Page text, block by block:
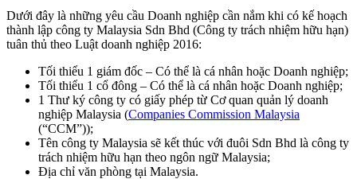
Dưới đây là những yêu cầu Doanh nghiệp cần nắm khi có kế hoạch
thành lập công ty Malaysia Sdn Bhd (Công ty trách nhiệm hữu hạn)
tuân thủ theo Luật doanh nghiệp 2016:
Tối thiểu 1 giám đốc – Có thể là cá nhân hoặc Doanh nghiệp;
Tối thiểu 1 cổ đông – Có thể là cá nhân hoặc Doanh nghiệp;
1 Thư ký công ty có giấy phép từ Cơ quan quản lý doanh
nghiệp Malaysia (Companies Commission Malaysia
(“CCM”));
Tên công ty Malaysia sẽ kết thúc với đuôi Sdn Bhd là công ty
trách nhiệm hữu hạn theo ngôn ngữ Malaysia;
Địa chỉ văn phòng tại Malaysia.